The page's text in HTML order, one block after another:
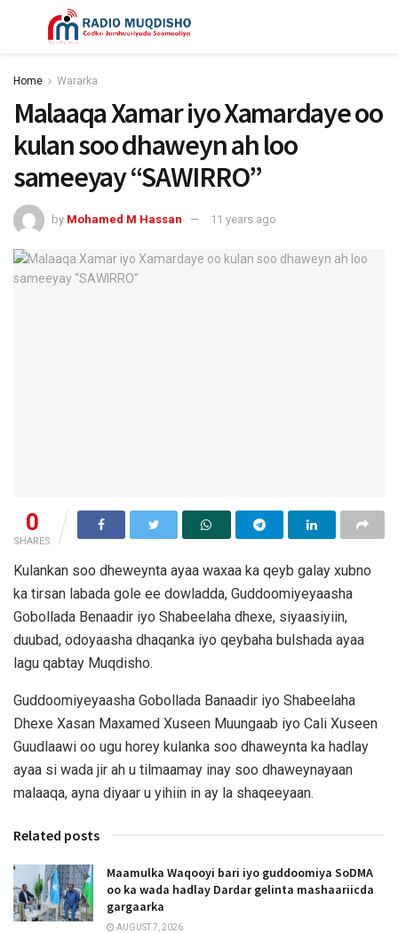
Home Wararka
Malaaqa Xamar iyo Xamardaye oo
kulan soo dhaweyn ah loo
sameeyay “SAWIRRO”
by Mohamed M Hassan 11 years ago
0
SHARES
Kulankan soo dheweynta ayaa waxaa ka qeyb galay xubno
ka tirsan labada gole ee dowladda, Guddoomiyeyaasha
Gobollada Benaadir iyo Shabeelaha dhexe, siyaasiyiin,
duubad, odoyaasha dhaqanka iyo qeybaha bulshada ayaa
lagu qabtay Muqdisho.
Guddoomiyeyaasha Gobollada Banaadir iyo Shabeelaha
Dhexe Xasan Maxamed Xuseen Muungaab iyo Cali Xuseen
Guudlaawi oo ugu horey kulanka soo dhaweynta ka hadlay
ayaa si wada jir ah u tilmaamay inay soo dhaweynayaan
malaaqa, ayna diyaar u yihiin in ay la shaqeeyaan.
Related posts
Maamulka Waqooyi bari iyo guddoomiya SoDMA
oo ka wada hadlay Dardar gelinta mashaariicda
gargaarka
AUGUST 7, 2026